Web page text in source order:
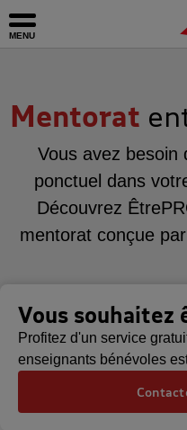
Ouvrir le menu
Mentorat
Vous avez besoin
ponctuel dans
Découvrez
mentorat conçue
Vous souhaitez
Profitez d'un service
enseignants bénévoles